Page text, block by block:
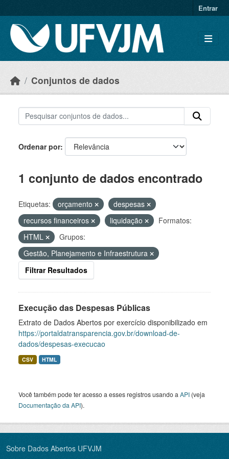
Entrar
Conjuntos de dados
Ordenar por
1 conjunto de dados encontrado
Etiquetas: orçamento
despesas
recursos financeiros
liquidação
Formatos:
HTML
Grupos:
Gestão, Planejamento e Infraestrutura
Filtrar Resultados
Execução das Despesas Públicas
Extrato de Dados Abertos por exercício disponibilizado em
https://portaldatransparencia.gov.br/download-de-
dados/despesas-execucao
CSV HTML
Você também pode ter acesso a esses registros usando a API (veja
Documentação da API).
Sobre Dados Abertos UFVJM